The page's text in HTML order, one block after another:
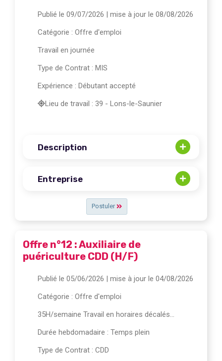
Postuler
Publié le 09/07/2026 | mise à jour le 08/08/2026
Catégorie : Offre d'emploi
Travail en journée
Type de Contrat : MIS
Expérience : Débutant accepté
Lieu de travail : 39 - Lons-le-Saunier
Description
Entreprise
Offre n°12 : Auxiliaire de
puériculture CDD (H/F)
Publié le 05/06/2026 | mise à jour le 04/08/2026
Catégorie : Offre d'emploi
35H/semaine Travail en horaires décalés...
Durée hebdomadaire : Temps plein
Type de Contrat : CDD